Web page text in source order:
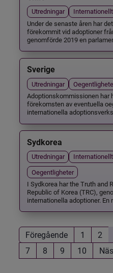
Utredningar Internationellt
Under de senaste åren har
förekommit vid adoptioner
genomförde 2019 en
Sverige
Utredningar
Adoptionskommissionen har
förekomsten av eventuella
internationella
Sydkorea
Utredningar Internationellt
Oegentligheter
I Sydkorea har the Truth and
Republic of Korea (TRC),
internationella adoptioner. En
Föregående 1 2
7
8 9 10